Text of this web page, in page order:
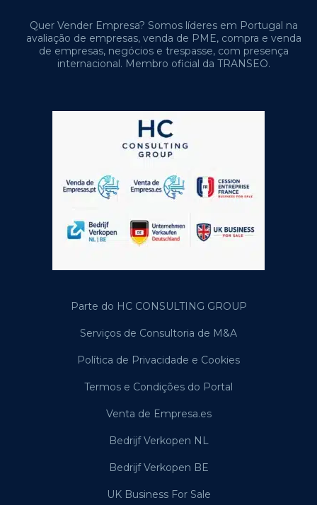
Quer Vender Empresa? Somos líderes em Portugal na
avaliação de empresas, venda de PME, compra e venda
de empresas, negócios e trespasse, com presença
internacional. Membro oficial da TRANSEO.
Parte do HC CONSULTING GROUP
Serviços de Consultoria de M&A
Política de Privacidade e Cookies
Termos e Condições do Portal
Venta de Empresa.es
Bedrijf Verkopen NL
Bedrijf Verkopen BE
UK Business For Sale